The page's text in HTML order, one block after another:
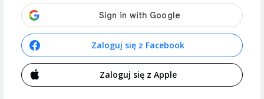
Zaloguj się z Facebook
Zaloguj się z Apple